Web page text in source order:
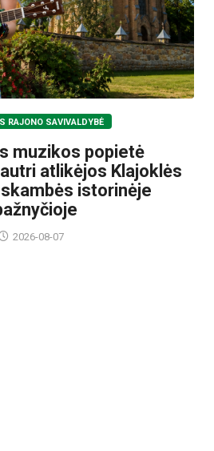
RAJONO SAVIVALDYBĖ
muzikos popietė
atlikėjos Klajoklės
istorinėje
2026-08-07